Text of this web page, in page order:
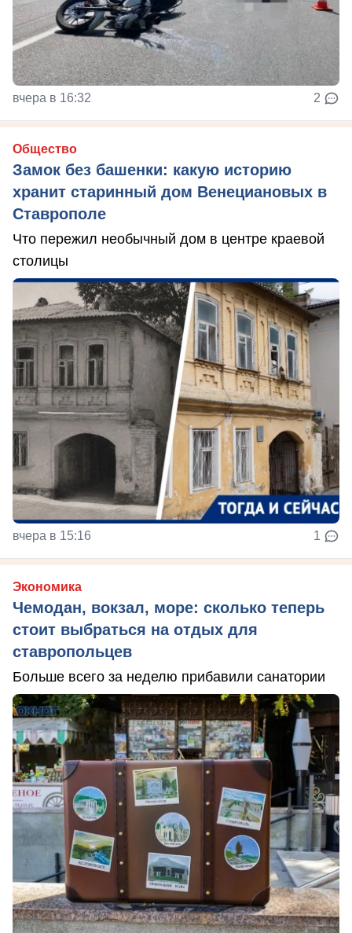
вчера в 16:32 2
Общество
Замок без башенки: какую историю
хранит старинный дом Венециановых в
Ставрополе
Что пережил необычный дом в центре краевой
столицы
вчера в 15:16 1
Экономика
Чемодан, вокзал, море: сколько теперь
стоит выбраться на отдых для
ставропольцев
Больше всего за неделю прибавили санатории